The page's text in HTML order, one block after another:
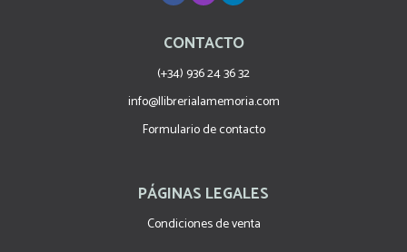
CONTACTO
(+34) 936 24 36 32
info@llibrerialamemoria.com
Formulario de contacto
PÁGINAS LEGALES
Condiciones de venta